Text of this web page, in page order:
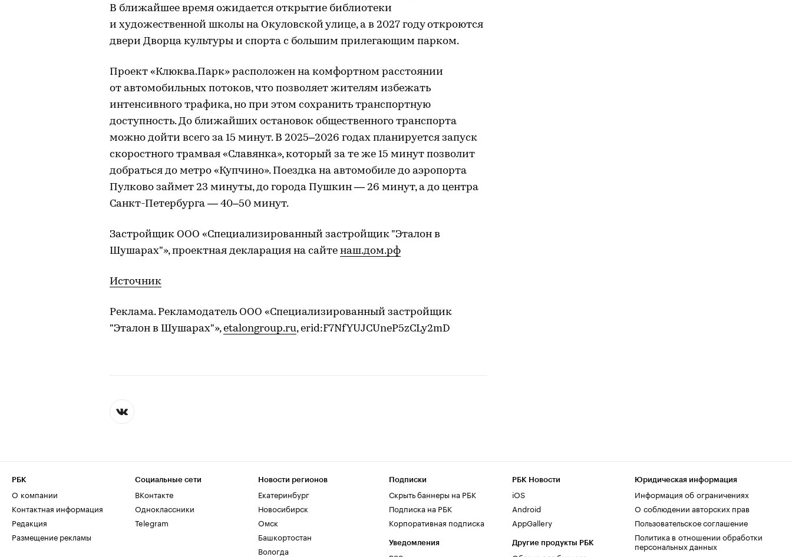
В ближайшее время ожидается открытие библиотеки
и художественной школы на Окуловской улице, а в 2027 году откроются
двери Дворца культуры и спорта с большим прилегающим парком.
Проект «Клюква.Парк» расположен на комфортном расстоянии
от автомобильных потоков, что позволяет жителям избежать
интенсивного трафика, но при этом сохранить транспортную
доступность. До ближайших остановок общественного транспорта
можно дойти всего за 15 минут. В 2025–2026 годах планируется запуск
скоростного трамвая «Славянка», который за те же 15 минут позволит
добраться до метро «Купчино». Поездка на автомобиле до аэропорта
Пулково займет 23 минуты, до города Пушкин — 26 минут, а до центра
Санкт-Петербурга — 40–50 минут.
Застройщик ООО «Специализированный застройщик "Эталон в
Шушарах"», проектная декларация на сайте наш.дом.рф
Источник
Реклама. Рекламодатель ООО «Специализированный застройщик
"Эталон в Шушарах"»,etalongroup.ru, erid:F7NfYUJCUneP5zCLy2mD
РБК
О компании
Контактная информация
Редакция
Размещение рекламы
Социальные сети
ВКонтакте
Одноклассники
Telegram
Новости регионов
Екатеринбург
Новосибирск
Омск
Башкортостан
Вологда
Подписки
Скрыть баннеры на РБК
Подписка на РБК
Корпоративная подписка
Уведомления
РБК Новости
iOS
Android
AppGallery
Другие продукты РБК
Юридическая информация
Информация об ограничениях
О соблюдении авторских прав
Пользовательское соглашение
Политика в отношении обработки
персональных данных